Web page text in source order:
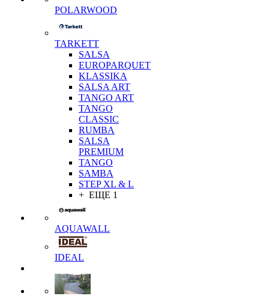
POLARWOOD
TARKETT
SALSA
EUROPARQUET
KLASSIKA
SALSA ART
TANGO ART
TANGO
CLASSIC
RUMBA
SALSA
PREMIUM
TANGO
SAMBA
STEP XL & L
+ ЕЩЕ 1
AQUAWALL
IDEAL